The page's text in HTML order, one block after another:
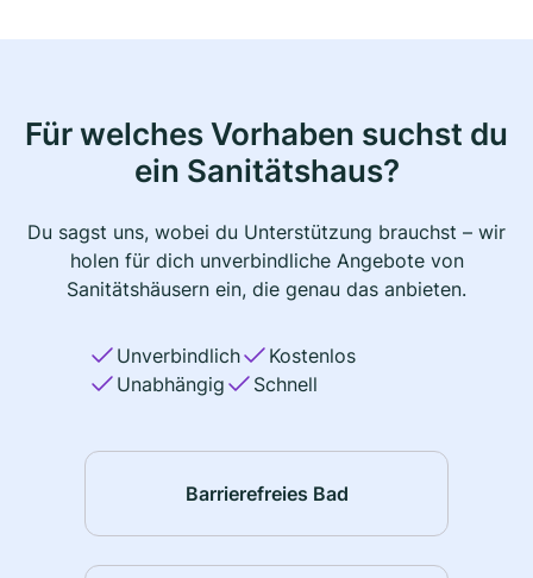
Für welches Vorhaben suchst du
ein Sanitätshaus?
Du sagst uns, wobei du Unterstützung brauchst – wir
holen für dich unverbindliche Angebote von
Sanitätshäusern ein, die genau das anbieten.
Unverbindlich
Kostenlos
Unabhängig
Schnell
Barrierefreies Bad